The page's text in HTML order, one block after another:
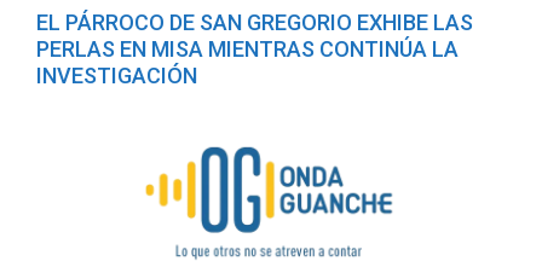
EL PÁRROCO DE SAN GREGORIO EXHIBE LAS
PERLAS EN MISA MIENTRAS CONTINÚA LA
INVESTIGACIÓN